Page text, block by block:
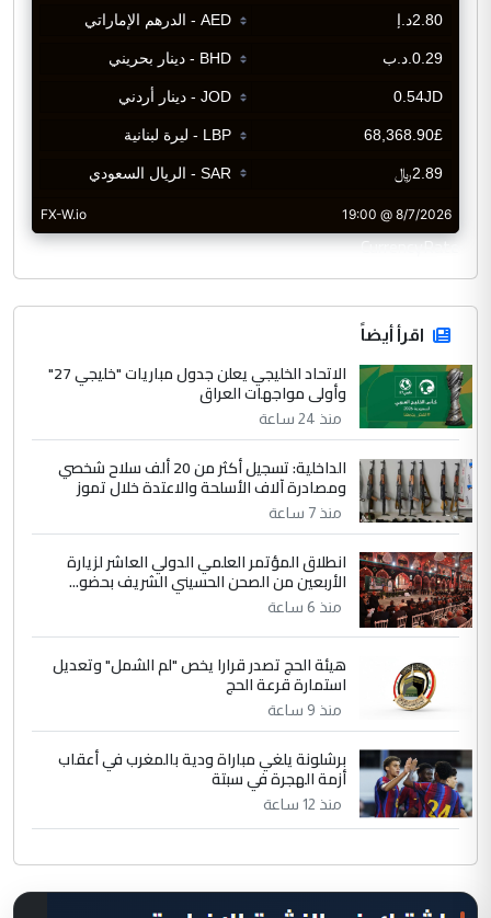
CurrencyRate
اقرأ أيضاً
الاتحاد الخليجي يعلن جدول مباريات "خليجي 27"
وأولى مواجهات العراق
منذ 24 ساعة
الداخلية: تسجيل أكثر من 20 ألف سلاح شخصي
ومصادرة آلاف الأسلحة والاعتدة خلال تموز
منذ 7 ساعة
انطلاق المؤتمر العلمي الدولي العاشر لزيارة
الأربعين من الصحن الحسيني الشريف بحضو...
منذ 6 ساعة
هيئة الحج تصدر قرارا يخص "لم الشمل" وتعديل
استمارة قرعة الحج
منذ 9 ساعة
برشلونة يلغي مباراة ودية بالمغرب في أعقاب
أزمة الهجرة في سبتة
منذ 12 ساعة